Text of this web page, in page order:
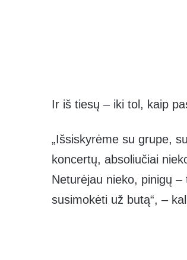
Ir iš tiesų – iki tol, kaip
„Išsiskyrėme su grupe,
koncertų, absoliučiai
Neturėjau nieko, pinigų
susimokėti už butą“, –